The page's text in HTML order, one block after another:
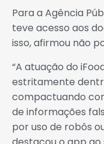
Para a Agência
teve acesso aos
isso, afirmou não
“A atuação do
estritamente
compactuando
de informações
por uso de robôs